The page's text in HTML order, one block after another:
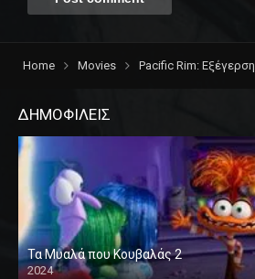
Home Movies Pacific Rim: Εξέγερση
ΔΗΜΟΦΙΛΕΙΣ
Τα Μυαλά που Κουβαλάς 2
2024